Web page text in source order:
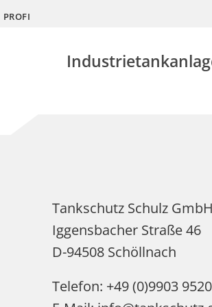
PROFI
Tankschutz Schulz GmbH
Iggensbacher Straße 46
D-94508 Schöllnach
Telefon: +49 (0)9903